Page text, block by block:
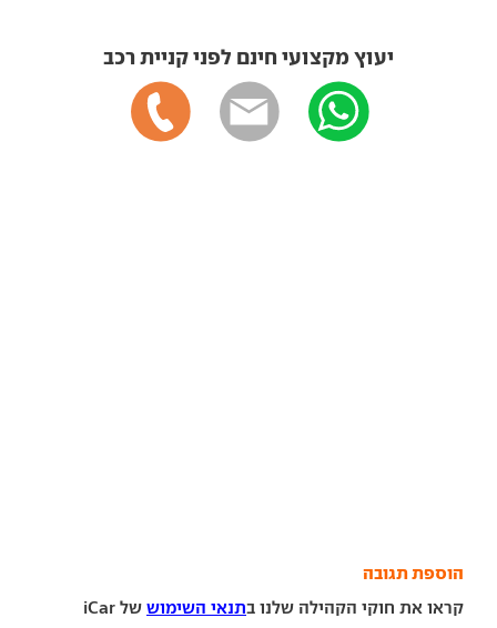
יעוץ מקצועי חינם לפני קניית רכב
הוספת תגובה
קראו את חוקי הקהילה שלנו בתנאי השימוש של iCar